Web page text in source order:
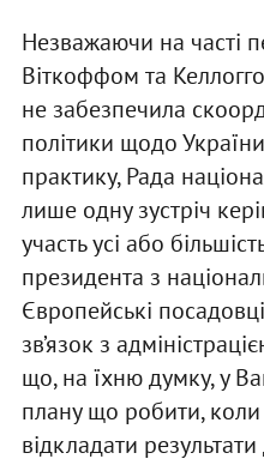
Незважаючи на часті
Віткоффом та
не забезпечила
політики щодо
практику, Рада
лише одну зустріч
участь усі або
президента з
Європейські
зв’язок з
що, на їхню думку, у
плану що робити,
відкладати